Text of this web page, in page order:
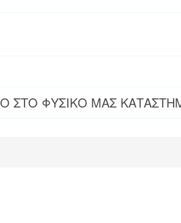
ΣΤΟ ΦΥΣΙΚΟ ΜΑΣ